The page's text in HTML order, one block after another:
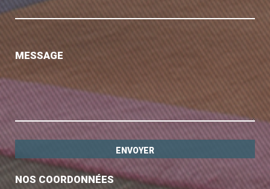
MESSAGE
NOS COORDONNÉES